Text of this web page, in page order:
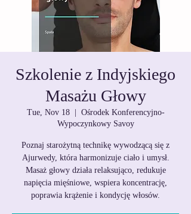
Szkolenie z Indyjskiego
Masażu Głowy
Tue, Nov 18
  |
Ośrodek Konferencyjno-
Wypoczynkowy Savoy
Poznaj starożytną technikę wywodzącą się z
Ajurwedy, która harmonizuje ciało i umysł.
Masaż głowy działa relaksująco, redukuje
napięcia mięśniowe, wspiera koncentrację,
poprawia krążenie i kondycję włosów.